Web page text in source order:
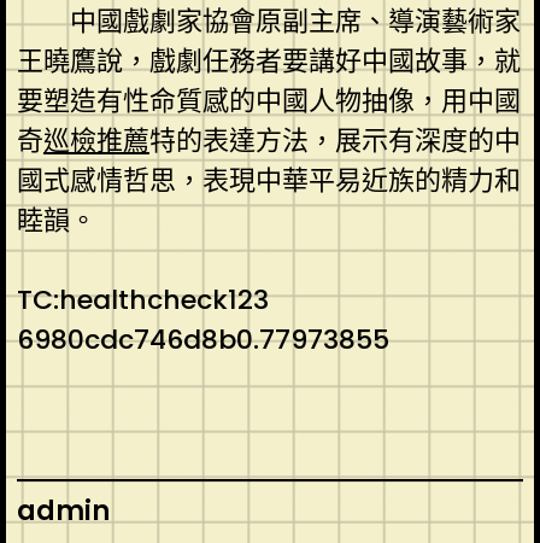
中國戲劇家協會原副主席、導演藝術家
王曉鷹說，戲劇任務者要講好中國故事，就
要塑造有性命質感的中國人物抽像，用中國
奇巡檢推薦特的表達方法，展示有深度的中
國式感情哲思，表現中華平易近族的精力和
睦韻。
TC:healthcheck123
6980cdc746d8b0.77973855
admin